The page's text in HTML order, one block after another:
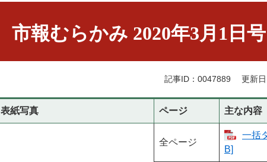
市報むらかみ 2020年3月1日号
記事ID：0047889 更新
表紙写真 ページ 主な内容
全ページ
一括
B]